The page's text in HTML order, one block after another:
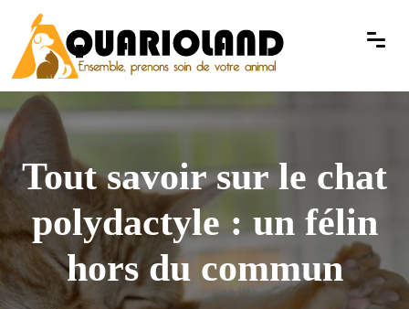
Tout savoir sur le chat
polydactyle : un félin
hors du commun